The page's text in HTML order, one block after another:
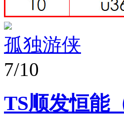
孤独游侠
7/10
TS顺发恒能